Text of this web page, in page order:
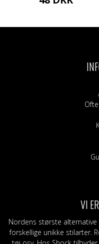
VI
Nordens største
forskellige unikke stilarter.